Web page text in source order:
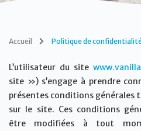
Accueil Politique de
L’utilisateur du site
site ») s’engage à prendre
présentes conditions générales
sur le site. Ces conditions
être modifiées à tout